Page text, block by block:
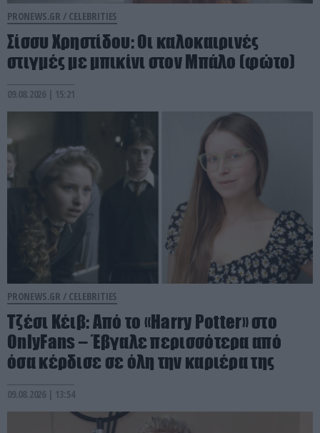
PRONEWS.GR / CELEBRITIES
Σίσσυ Χρηστίδου: Οι καλοκαιρινές
στιγμές με μπικίνι στον Μπάλο (φώτο)
09.08.2026 | 15:21
PRONEWS.GR / CELEBRITIES
Τζέσι Κέιβ: Από το «Harry Potter» στο
OnlyFans – Έβγαλε περισσότερα από
όσα κέρδισε σε όλη την καριέρα της
09.08.2026 | 13:54